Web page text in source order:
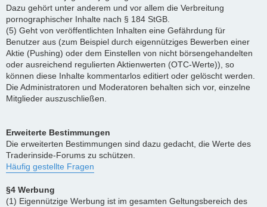
Dazu gehört unter anderem und vor allem die Verbreitung
pornographischer Inhalte nach § 184 StGB.
(5) Geht von veröffentlichten Inhalten eine Gefährdung für
Benutzer aus (zum Beispiel durch eigennütziges Bewerben einer
Aktie (Pushing) oder dem Einstellen von nicht börsengehandelten
oder ausreichend regulierten Aktienwerten (OTC-Werte)), so
können diese Inhalte kommentarlos editiert oder gelöscht werden.
Die Administratoren und Moderatoren behalten sich vor, einzelne
Mitglieder auszuschließen.
Erweiterte Bestimmungen
Die erweiterten Bestimmungen sind dazu gedacht, die Werte des
Traderinside-Forums zu schützen.
Häufig gestellte Fragen
§4 Werbung
(1) Eigennützige Werbung ist im gesamten Geltungsbereich des